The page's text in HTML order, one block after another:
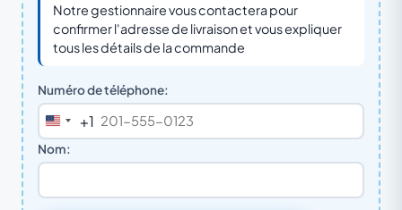
Notre gestionnaire vous contactera pour
confirmer l'adresse de livraison et vous expliquer
tous les détails de la commande
Numéro de téléphone:
United
States
+1
Nom: